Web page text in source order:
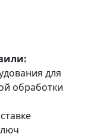
для
обработки